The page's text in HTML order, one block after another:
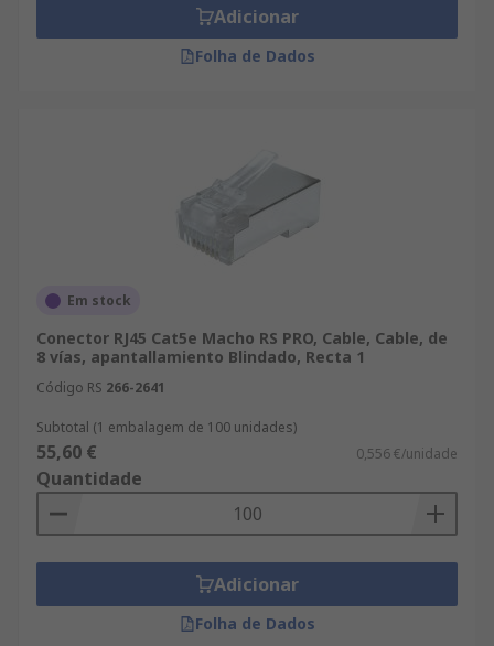
Adicionar
Folha de Dados
Em stock
Conector RJ45 Cat5e Macho RS PRO, Cable, Cable, de
8 vías, apantallamiento Blindado, Recta 1
Código RS 266-2641
Subtotal (1 embalagem de 100 unidades)
55,60 € 0,556 €/unidade
Quantidade
Adicionar
Folha de Dados